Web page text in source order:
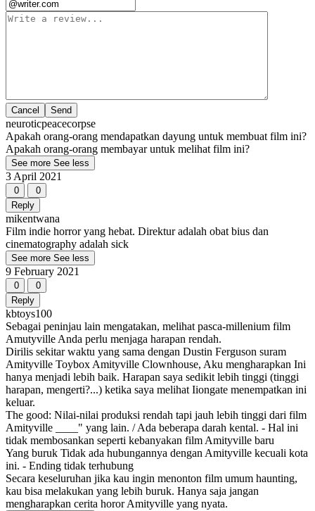
Cancel
neuroticpeacecorpse
Apakah orang-orang mendapatkan dayung untuk membuat film ini?
Apakah orang-orang membayar untuk melihat film ini?
See more See less
3 April 2021
0
0
Reply
mikentwana
Film indie horror yang hebat. Direktur adalah obat bius dan
cinematography adalah sick
See more See less
9 February 2021
0
0
Reply
kbtoys100
Sebagai peninjau lain mengatakan, melihat pasca-millenium film
Amutyville Anda perlu menjaga harapan rendah.
Dirilis sekitar waktu yang sama dengan Dustin Ferguson suram
Amityville Toybox Amityville Clownhouse, Aku mengharapkan Ini
hanya menjadi lebih baik. Harapan saya sedikit lebih tinggi (tinggi
harapan, mengerti?...) ketika saya melihat Iiongate menempatkan ini
keluar.
The good: Nilai-nilai produksi rendah tapi jauh lebih tinggi dari film
Amityville ____" yang lain. / Ada beberapa darah kental. - Hal ini
tidak membosankan seperti kebanyakan film Amityville baru
Yang buruk Tidak ada hubungannya dengan Amityville kecuali kota
ini. - Ending tidak terhubung
Secara keseluruhan jika kau ingin menonton film umum haunting,
kau bisa melakukan yang lebih buruk. Hanya saja jangan
mengharapkan cerita horor Amityville yang nyata.